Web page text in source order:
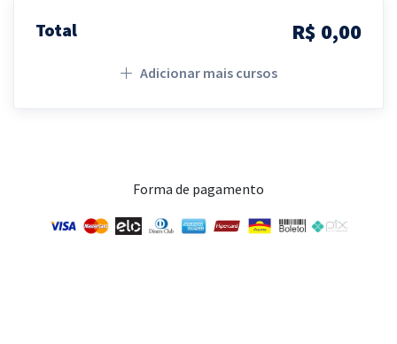
Total R$ 0,00
Adicionar mais cursos
Forma de pagamento